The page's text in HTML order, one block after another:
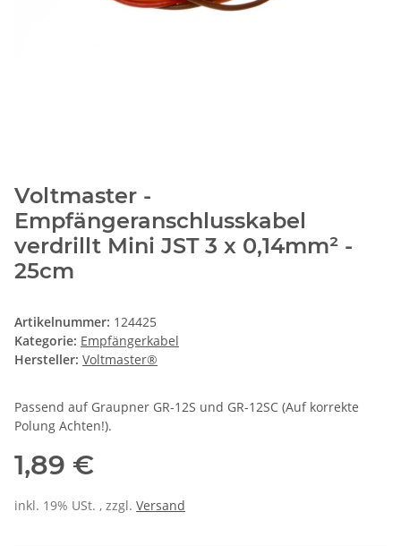
Voltmaster -
Empfängeranschlusskabel
verdrillt Mini JST 3 x 0,14mm² -
25cm
Artikelnummer: 124425
Kategorie: Empfängerkabel
Hersteller: Voltmaster®
Passend auf Graupner GR-12S und GR-12SC (Auf korrekte
Polung Achten!).
1,89 €
inkl. 19% USt. , zzgl. Versand